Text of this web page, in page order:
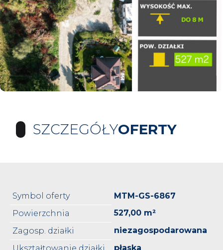
SZCZEGÓŁYOFERTY
Symbol oferty
MTM-GS-6867
Powierzchnia
527,00 m²
Zagosp. działki
niezagospodarowana
płaska